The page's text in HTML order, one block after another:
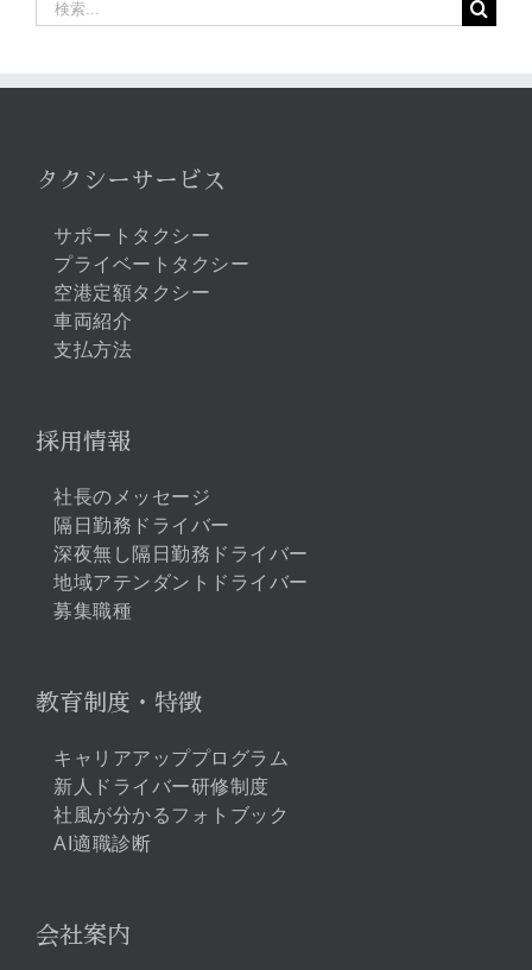
索
タクシーサービス
サポートタクシー
プライベートタクシー
空港定額タクシー
車両紹介
支払方法
採用情報
社長のメッセージ
隔日勤務ドライバー
深夜無し隔日勤務ドライバー
地域アテンダントドライバー
募集職種
教育制度・特徴
キャリアアッププログラム
新人ドライバー研修制度
社風が分かるフォトブック
AI適職診断
会社案内